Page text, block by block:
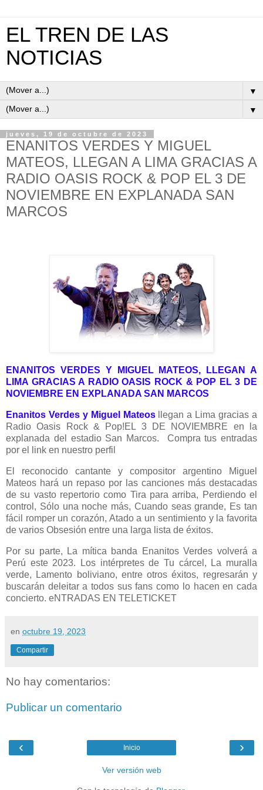
EL TREN DE LAS
NOTICIAS
▼
▼
jueves, 19 de octubre de 2023
ENANITOS VERDES Y MIGUEL
MATEOS, LLEGAN A LIMA GRACIAS A
RADIO OASIS ROCK & POP EL 3 DE
NOVIEMBRE EN EXPLANADA SAN
MARCOS
ENANITOS VERDES Y MIGUEL MATEOS, LLEGAN A
LIMA GRACIAS A RADIO OASIS ROCK & POP EL 3 DE
NOVIEMBRE EN EXPLANADA SAN MARCOS
Enanitos Verdes y Miguel Mateosllegan a Lima gracias a
Radio Oasis Rock & Pop!EL 3 DE NOVIEMBRE en la
explanada del estadio San Marcos. Compra tus entradas
por el link en nuestro perfil
El reconocido cantante y compositor argentino Miguel
Mateos hará un repaso por las canciones más destacadas
de su vasto repertorio como Tira para arriba, Perdiendo el
control, Sólo una noche más, Cuando seas grande, Es tan
fácil romper un corazón, Atado a un sentimiento y la favorita
de varios Obsesión entre una larga lista de éxitos.
Por su parte, La mítica banda Enanitos Verdes volverá a
Perú este 2023. Los intérpretes de Tu cárcel, La muralla
verde, Lamento boliviano, entre otros éxitos, regresarán y
buscarán deleitar a todos sus fans como lo hacen en cada
concierto. eNTRADAS EN TELETICKET
en octubre 19, 2023
Compartir
No hay comentarios:
Publicar un comentario
‹ ›
Inicio
Ver versión web